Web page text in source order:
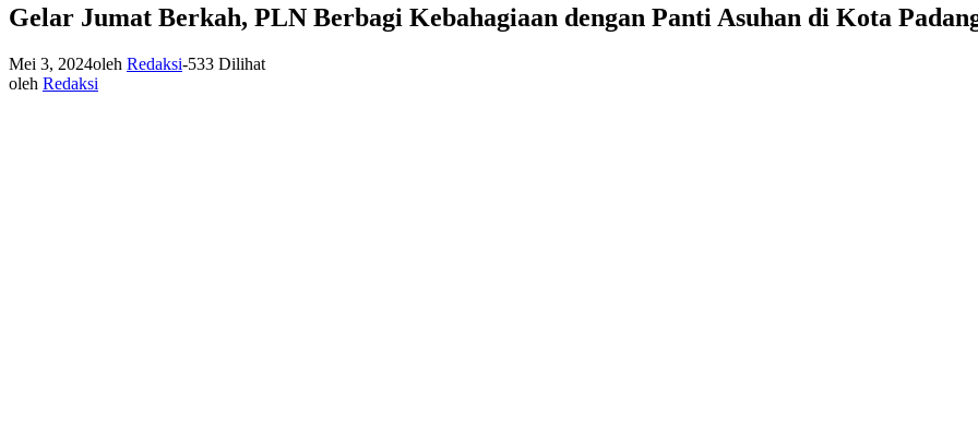
Gelar Jumat Berkah, PLN Berbagi Kebahagiaan dengan Panti Asuhan di Kota
Mei 3, 2024oleh Redaksi-533 Dilihat
oleh Redaksi